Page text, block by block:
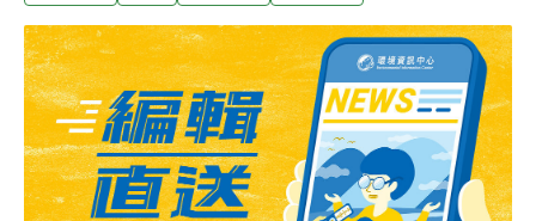
需求，因為熊舍一旦對外開放後，消毒工作要持續進行3
天，因此不能讓大家隨意參觀。不少大陸媒體在參觀時都
聽到黑熊哀嚎聲，歸真堂則回應，圈養的黑熊沒有退化到
連叫聲都消失的地步，嚎叫聲是牠們「彼此交流和情緒發
洩的形式」；把黑熊嚎叫臆測為引流膽汁時的痛苦，是不
理解動物習性。歸真堂也強調，取膽汁時沒有注射麻醉